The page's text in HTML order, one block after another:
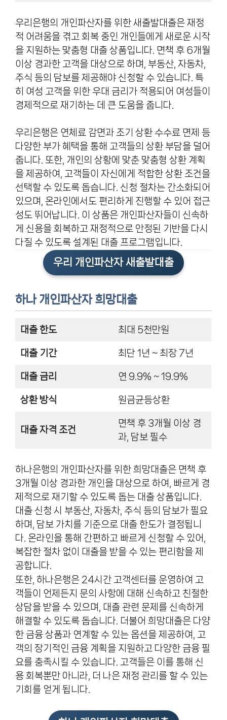
우리은행의 개인파산자를 위한 새출발대출은 재정
적 어려움을 겪고 회복 중인 개인들에게 새로운 시작
을 지원하는 맞춤형 대출 상품입니다. 면책 후 6개월
이상 경과한 고객을 대상으로 하며, 부동산, 자동차,
주식 등의 담보를 제공해야 신청할 수 있습니다. 특
히 여성 고객을 위한 우대 금리가 적용되어 여성들이
경제적으로 재기하는 데 큰 도움을 줍니다.
우리은행은 연체료 감면과 조기 상환 수수료 면제 등
다양한 부가 혜택을 통해 고객들의 상환 부담을 덜어
줍니다. 또한, 개인의 상황에 맞춘 맞춤형 상환 계획
을 제공하여, 고객들이 자신에게 적합한 상환 조건을
선택할 수 있도록 돕습니다. 신청 절차는 간소화되어
있으며, 온라인에서도 편리하게 진행할 수 있어 접근
성도 뛰어납니다. 이 상품은 개인파산자들이 신속하
게 신용을 회복하고 재정적으로 안정된 기반을 다시
다질 수 있도록 설계된 대출 프로그램입니다.
우리 개인파산자 새출발대출
하나 개인파산자 희망대출
대출 한도 최대 5천만원
대출 기간 최단 1년 ~ 최장 7년
대출 금리 연 9.9% ~ 19.9%
상환 방식 원금균등상환
대출 자격 조건
면책 후 3개월 이상 경
과, 담보 필수
하나은행의 개인파산자를 위한 희망대출은 면책 후
3개월 이상 경과한 개인을 대상으로 하여, 빠르게 경
제적으로 재기할 수 있도록 돕는 대출 상품입니다.
대출 신청 시 부동산, 자동차, 주식 등의 담보가 필요
하며, 담보 가치를 기준으로 대출 한도가 결정됩니
다. 온라인을 통해 간편하고 빠르게 신청할 수 있어,
복잡한 절차 없이 대출을 받을 수 있는 편리함을 제
공합니다.
또한, 하나은행은 24시간 고객센터를 운영하여 고
객들이 언제든지 문의 사항에 대해 신속하고 친절한
상담을 받을 수 있으며, 대출 관련 문제를 신속하게
해결할 수 있도록 돕습니다. 더불어 희망대출은 다양
한 금융 상품과 연계할 수 있는 옵션을 제공하여, 고
객의 장기적인 금융 계획을 지원하고 다양한 금융 필
요를 충족시킬 수 있습니다. 고객들은 이를 통해 신
용 회복뿐만 아니라, 더 나은 재정 관리를 할 수 있는
기회를 얻게 됩니다.